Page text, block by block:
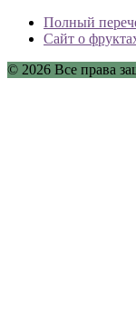
Полный
Сайт о
© 2026 Все права